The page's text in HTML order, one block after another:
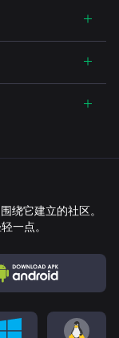
绕它建立的社区。
一点。